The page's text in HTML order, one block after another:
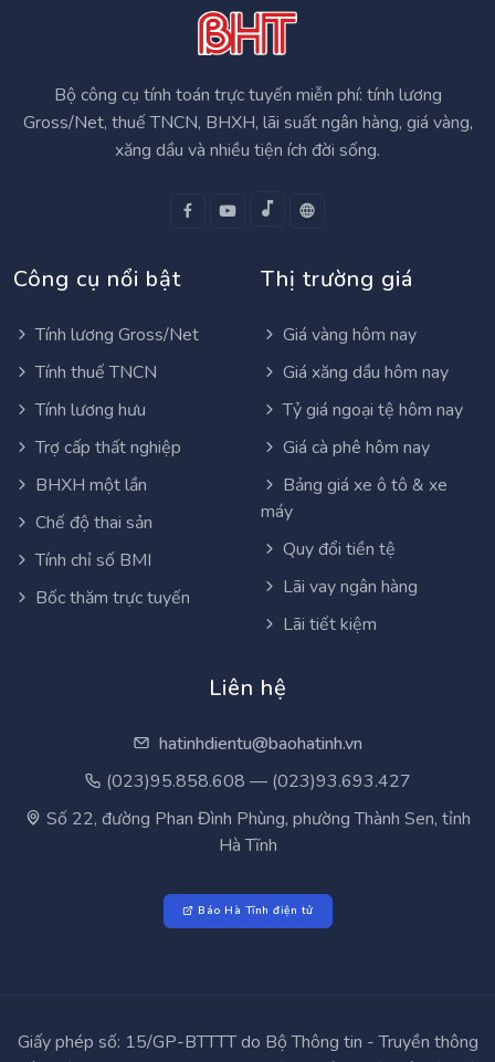
Bộ công cụ tính toán trực tuyến miễn phí: tính lương
Gross/Net, thuế TNCN, BHXH, lãi suất ngân hàng, giá vàng,
xăng dầu và nhiều tiện ích đời sống.
Công cụ nổi bật
Tính lương Gross/Net
Tính thuế TNCN
Tính lương hưu
Trợ cấp thất nghiệp
BHXH một lần
Chế độ thai sản
Tính chỉ số BMI
Bốc thăm trực tuyến
Thị trường giá
Giá vàng hôm nay
Giá xăng dầu hôm nay
Tỷ giá ngoại tệ hôm nay
Giá cà phê hôm nay
Bảng giá xe ô tô & xe
máy
Quy đổi tiền tệ
Lãi vay ngân hàng
Lãi tiết kiệm
Liên hệ
hatinhdientu@baohatinh.vn
(023)95.858.608 — (023)93.693.427
Số 22, đường Phan Đình Phùng, phường Thành Sen, tỉnh
Hà Tĩnh
Báo Hà Tĩnh điện tử
Giấy phép số: 15/GP-BTTTT do Bộ Thông tin - Truyền thông